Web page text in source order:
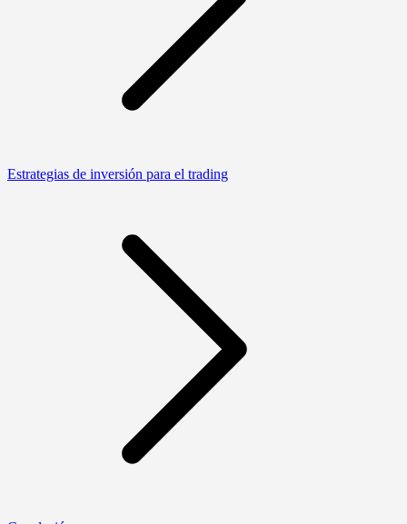
Estrategias de inversión para el trading